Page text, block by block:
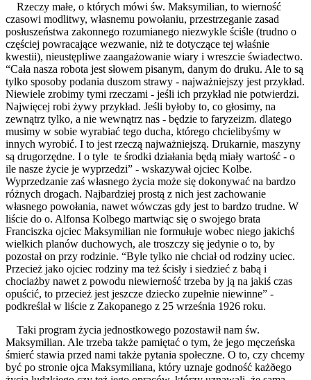
Rzeczy małe, o których mówi św. Maksymilian, to wierność
czasowi modlitwy, własnemu powołaniu, przestrzeganie zasad
posłuszeństwa zakonnego rozumianego niezwykle ściśle (trudno o
częściej powracające wezwanie, niż te dotyczące tej właśnie
kwestii), nieustępliwe zaangażowanie wiary i wreszcie świadectwo.
“Cała nasza robota jest słowem pisanym, danym do druku. Ale to są
tylko sposoby podania duszom strawy - najważniejszy jest przykład.
Niewiele zrobimy tymi rzeczami - jeśli ich przykład nie potwierdzi.
Najwięcej robi żywy przykład. Jeśli byłoby to, co głosimy, na
zewnątrz tylko, a nie wewnątrz nas - będzie to faryzeizm. dlatego
musimy w sobie wyrabiać tego ducha, którego chcielibyśmy w
innych wyrobić. I to jest rzeczą najważniejszą. Drukarnie, maszyny
są drugorzędne. I o tyle te środki działania będą miały wartość - o
ile nasze życie je wyprzedzi” - wskazywał ojciec Kolbe.
Wyprzedzanie zaś własnego życia może się dokonywać na bardzo
różnych drogach. Najbardziej prostą z nich jest zachowanie
własnego powołania, nawet wówczas gdy jest to bardzo trudne. W
liście do o. Alfonsa Kolbego martwiąc się o swojego brata
Franciszka ojciec Maksymilian nie formułuje wobec niego jakichś
wielkich planów duchowych, ale troszczy się jedynie o to, by
pozostał on przy rodzinie. “Byle tylko nie chciał od rodziny uciec.
Przecież jako ojciec rodziny ma też ścisły i siedzieć z babą i
chociażby nawet z powodu niewierność trzeba by ją na jakiś czas
opuścić, to przecież jest jeszcze dziecko zupełnie niewinne” -
podkreślał w liście z Zakopanego z 25 września 1926 roku.
Taki program życia jednostkowego pozostawił nam św.
Maksymilian. Ale trzeba także pamiętać o tym, że jego męczeńska
śmierć stawia przed nami także pytania społeczne. O to, czy chcemy
być po stronie ojca Maksymiliana, który uznaje godność każðego